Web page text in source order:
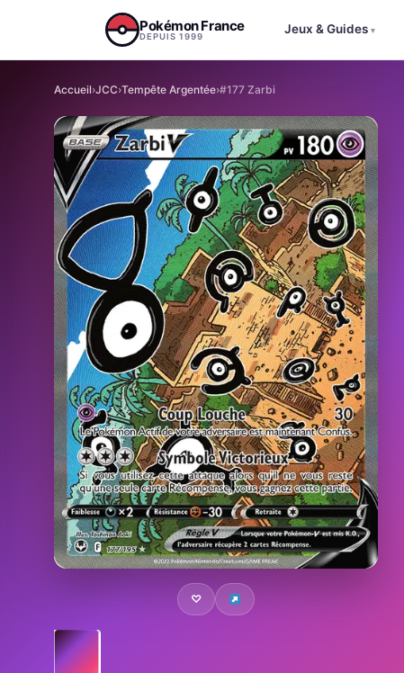
Pokémon France
DEPUIS 1999
Jeux & Guides ▾
Accueil›JCC›Tempête Argentée›#177 Zarbi
♡